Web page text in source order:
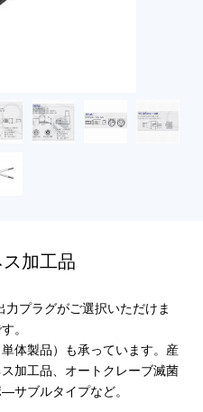
加工品
プラグがご選択いただけま
。
体製品）も承っています。産
加工品、オートクレーブ滅菌
サブルタイプなど。